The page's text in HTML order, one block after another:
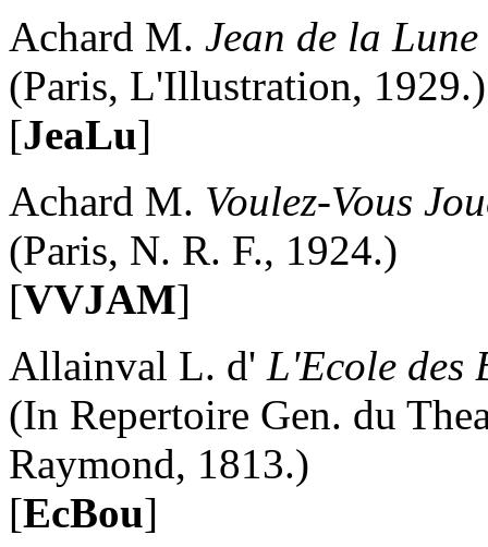
Achard M. Jean de la Lune
(Paris, L'Illustration, 1929.)
[JeaLu]
Achard M. Voulez-Vous
(Paris, N. R. F., 1924.)
[VVJAM]
Allainval L. d' L'Ecole des
(In Repertoire Gen. du
Raymond, 1813.)
[EcBou]